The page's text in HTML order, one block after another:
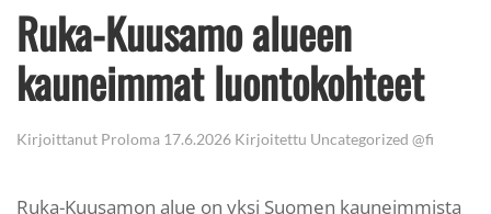
Ruka-Kuusamo alueen
kauneimmat luontokohteet
Kirjoittanut Proloma 17.6.2026 Kirjoitettu Uncategorized @fi
Ruka-Kuusamon alue on yksi Suomen kauneimmista